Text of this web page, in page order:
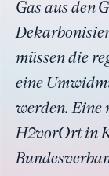
Gas aus den
müssen die
eine
werden. Eine
H2vorOrt in